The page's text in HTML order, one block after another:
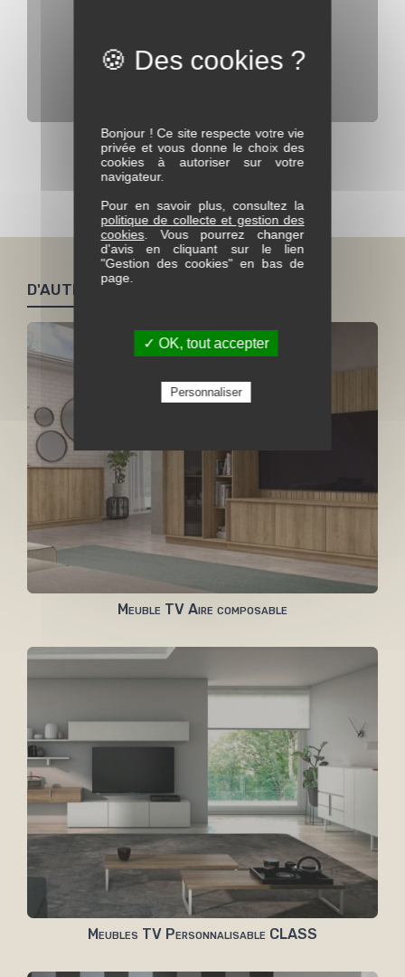
Vitrine 2 portes Riviera
D'AUTRES PRODUITS SIMILAIRES
Meuble TV Aire composable
Meubles TV Personnalisable CLASS
Bonjour ! Ce site respecte votre vie
privée et vous donne le choix des
cookies à autoriser sur votre
navigateur.
Pour en savoir plus, consultez la
politique de collecte et gestion des
cookies. Vous pourrez changer
d'avis en cliquant sur le lien
"Gestion des cookies" en bas de
page.
✓ OK, tout accepter
Personnaliser